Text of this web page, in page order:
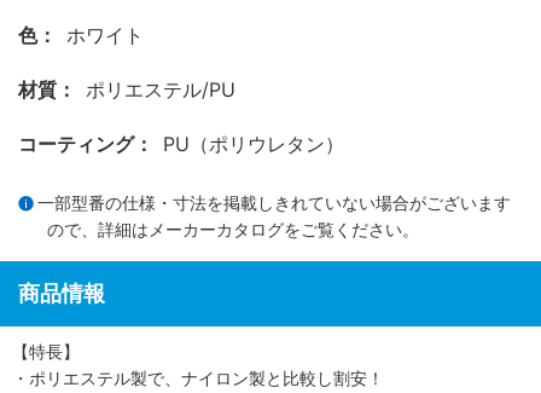
色： ホワイト
材質： ポリエステル/PU
コーティング： PU（ポリウレタン）
一部型番の仕様・寸法を掲載しきれていない場合がございます
ので、詳細は メーカーカタログをご覧ください。
商品情報
【特長】
・ポリエステル製で、ナイロン製と比較し割安！